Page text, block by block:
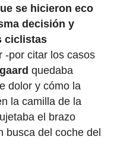
se hicieron eco
decisión y
ciclistas
-por citar los casos
quedaba
dolor y cómo la
la camilla de la
el brazo
busca del coche del